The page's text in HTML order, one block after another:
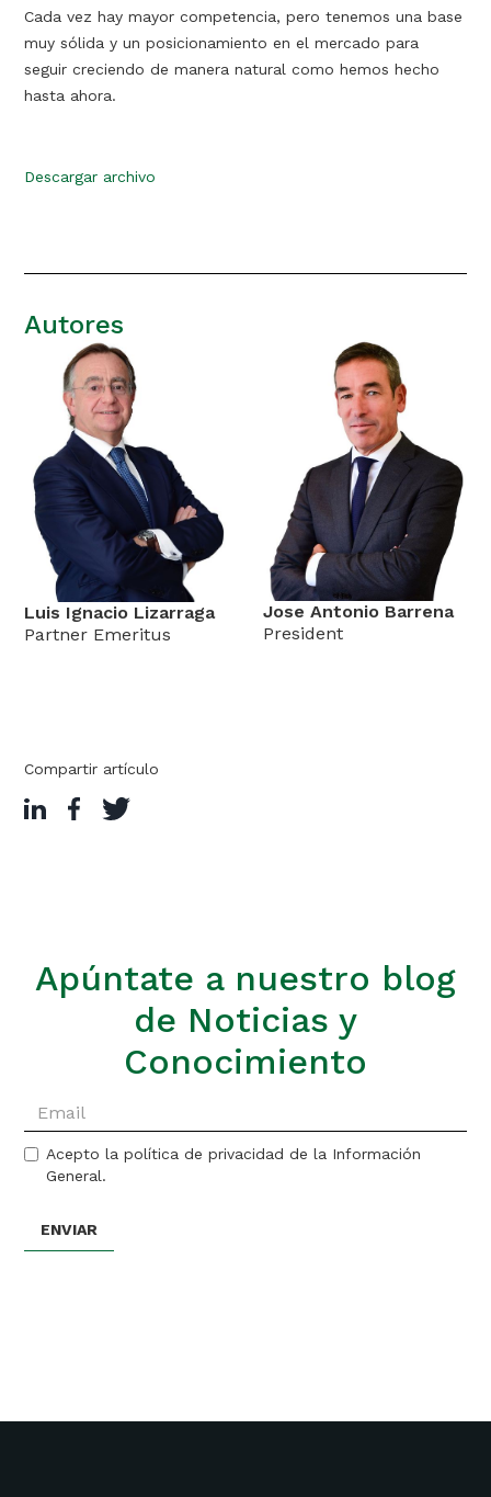
Cada vez hay mayor competencia, pero tenemos una base
muy sólida y un posicionamiento en el mercado para
seguir creciendo de manera natural como hemos hecho
hasta ahora.
Descargar archivo
Autores
Luis Ignacio Lizarraga
Partner Emeritus
Jose Antonio Barrena
President
Compartir artículo
Apúntate a nuestro blog
de Noticias y
Conocimiento
Acepto la política de privacidad de la Información
General.